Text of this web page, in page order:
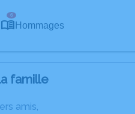
6
Hommages
famille
amis,